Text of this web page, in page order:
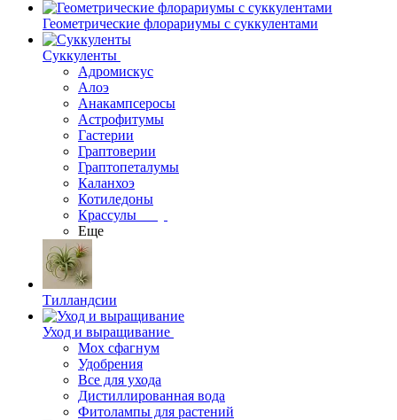
Геометрические флорариумы с суккулентами
Суккуленты
Адромискус
Алоэ
Анакампсеросы
Астрофитумы
Гастерии
Граптоверии
Граптопеталумы
Каланхоэ
Котиледоны
Крассулы
Еще
Тилландсии
Уход и выращивание
Мох сфагнум
Удобрения
Все для ухода
Дистиллированная вода
Фитолампы для растений